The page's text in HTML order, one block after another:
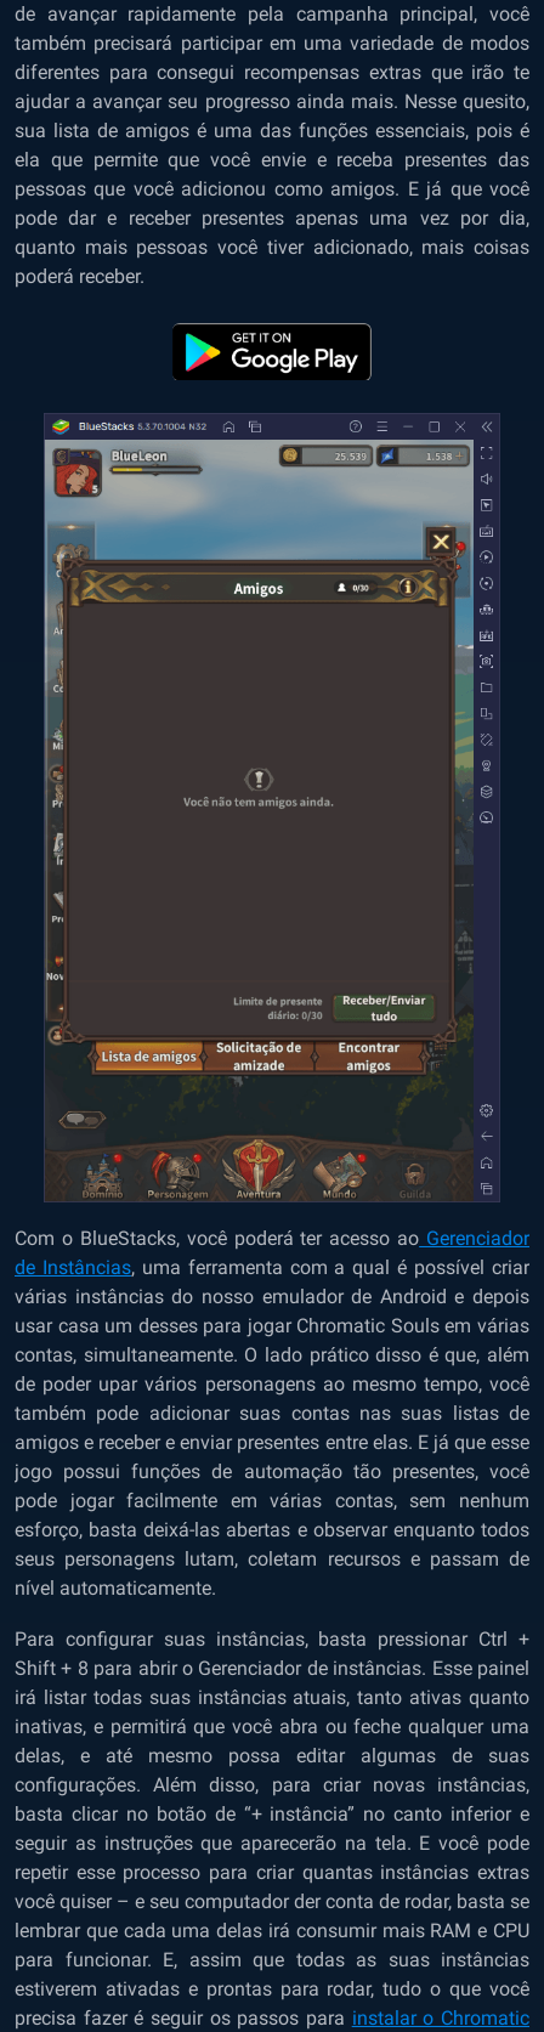
de avançar rapidamente pela campanha principal, você
também precisará participar em uma variedade de modos
diferentes para consegui recompensas extras que irão te
ajudar a avançar seu progresso ainda mais. Nesse quesito,
sua lista de amigos é uma das funções essenciais, pois é
ela que permite que você envie e receba presentes das
pessoas que você adicionou como amigos. E já que você
pode dar e receber presentes apenas uma vez por dia,
quanto mais pessoas você tiver adicionado, mais coisas
poderá receber.
Com o BlueStacks, você poderá ter acesso ao Gerenciador
de Instâncias,uma ferramenta com a qual é possível criar
várias instâncias do nosso emulador de Android e depois
usar casa um desses para jogar Chromatic Souls em várias
contas, simultaneamente. O lado prático disso é que, além
de poder upar vários personagens ao mesmo tempo, você
também pode adicionar suas contas nas suas listas de
amigos e receber e enviar presentes entre elas. E já que esse
jogo possui funções de automação tão presentes, você
pode jogar facilmente em várias contas, sem nenhum
esforço, basta deixá-las abertas e observar enquanto todos
seus personagens lutam, coletam recursos e passam de
nível automaticamente.
Para configurar suas instâncias, basta pressionar Ctrl +
Shift + 8 para abrir o Gerenciador de instâncias. Esse painel
irá listar todas suas instâncias atuais, tanto ativas quanto
inativas, e permitirá que você abra ou feche qualquer uma
delas, e até mesmo possa editar algumas de suas
configurações. Além disso, para criar novas instâncias,
basta clicar no botão de “+ instância” no canto inferior e
seguir as instruções que aparecerão na tela. E você pode
repetir esse processo para criar quantas instâncias extras
você quiser – e seu computador der conta de rodar, basta se
lembrar que cada uma delas irá consumir mais RAM e CPU
para funcionar. E, assim que todas as suas instâncias
estiverem ativadas e prontas para rodar, tudo o que você
precisa fazer é seguir os passos para instalar o Chromatic